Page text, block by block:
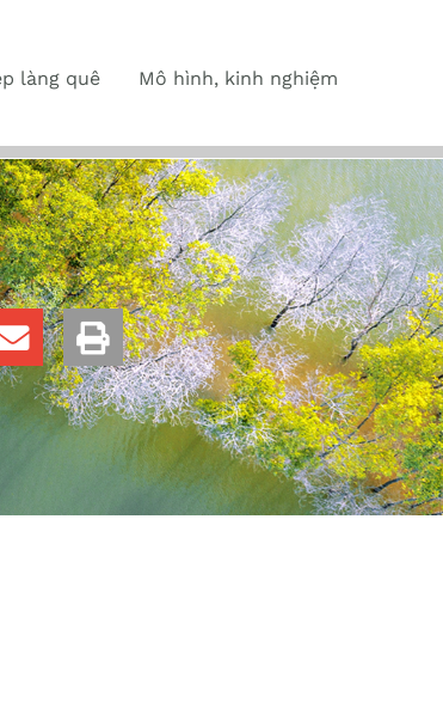
làng quê Mô hình, kinh nghiệm